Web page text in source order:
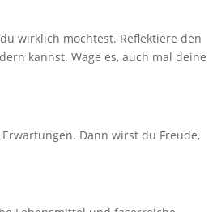
wirklich möchtest. Reflektiere den
kannst. Wage es, auch mal deine
Dann wirst du Freude,